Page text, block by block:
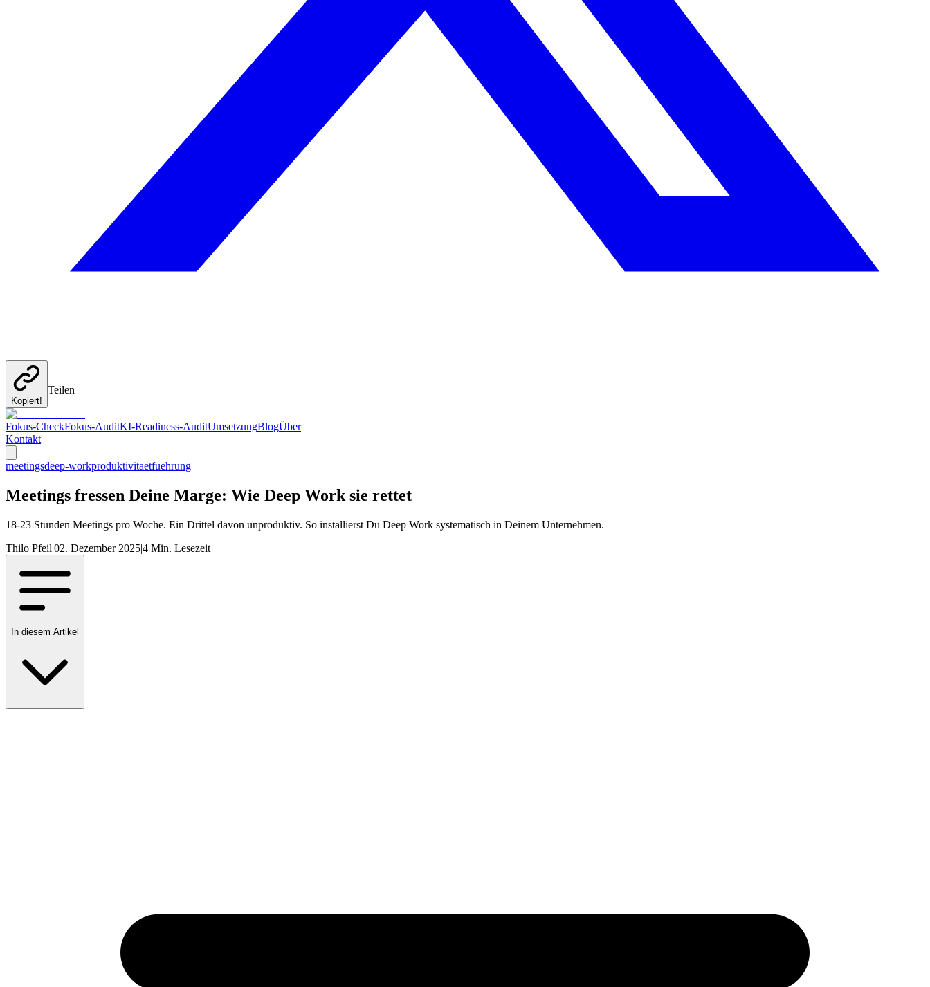
Kopiert!
Teilen
Fokus-CheckFokus-AuditKI-Readiness-AuditUmsetzungBlogÜber
Kontakt
meetingsdeep-workproduktivitaetfuehrung
Meetings fressen Deine Marge: Wie Deep Work sie rettet
18-23 Stunden Meetings pro Woche. Ein Drittel davon unproduktiv. So installierst Du Deep Work systematisch in Deinem Unternehmen.
Thilo Pfeil|02. Dezember 2025|4 Min. Lesezeit
In diesem Artikel